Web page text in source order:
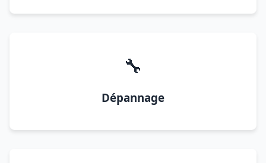
🔧
Dépannage